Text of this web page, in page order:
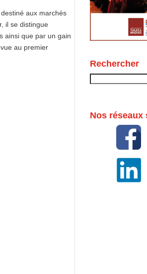
aux marchés
il se distingue
ainsi que par un gain
au premier
Rechercher
Nos réseaux